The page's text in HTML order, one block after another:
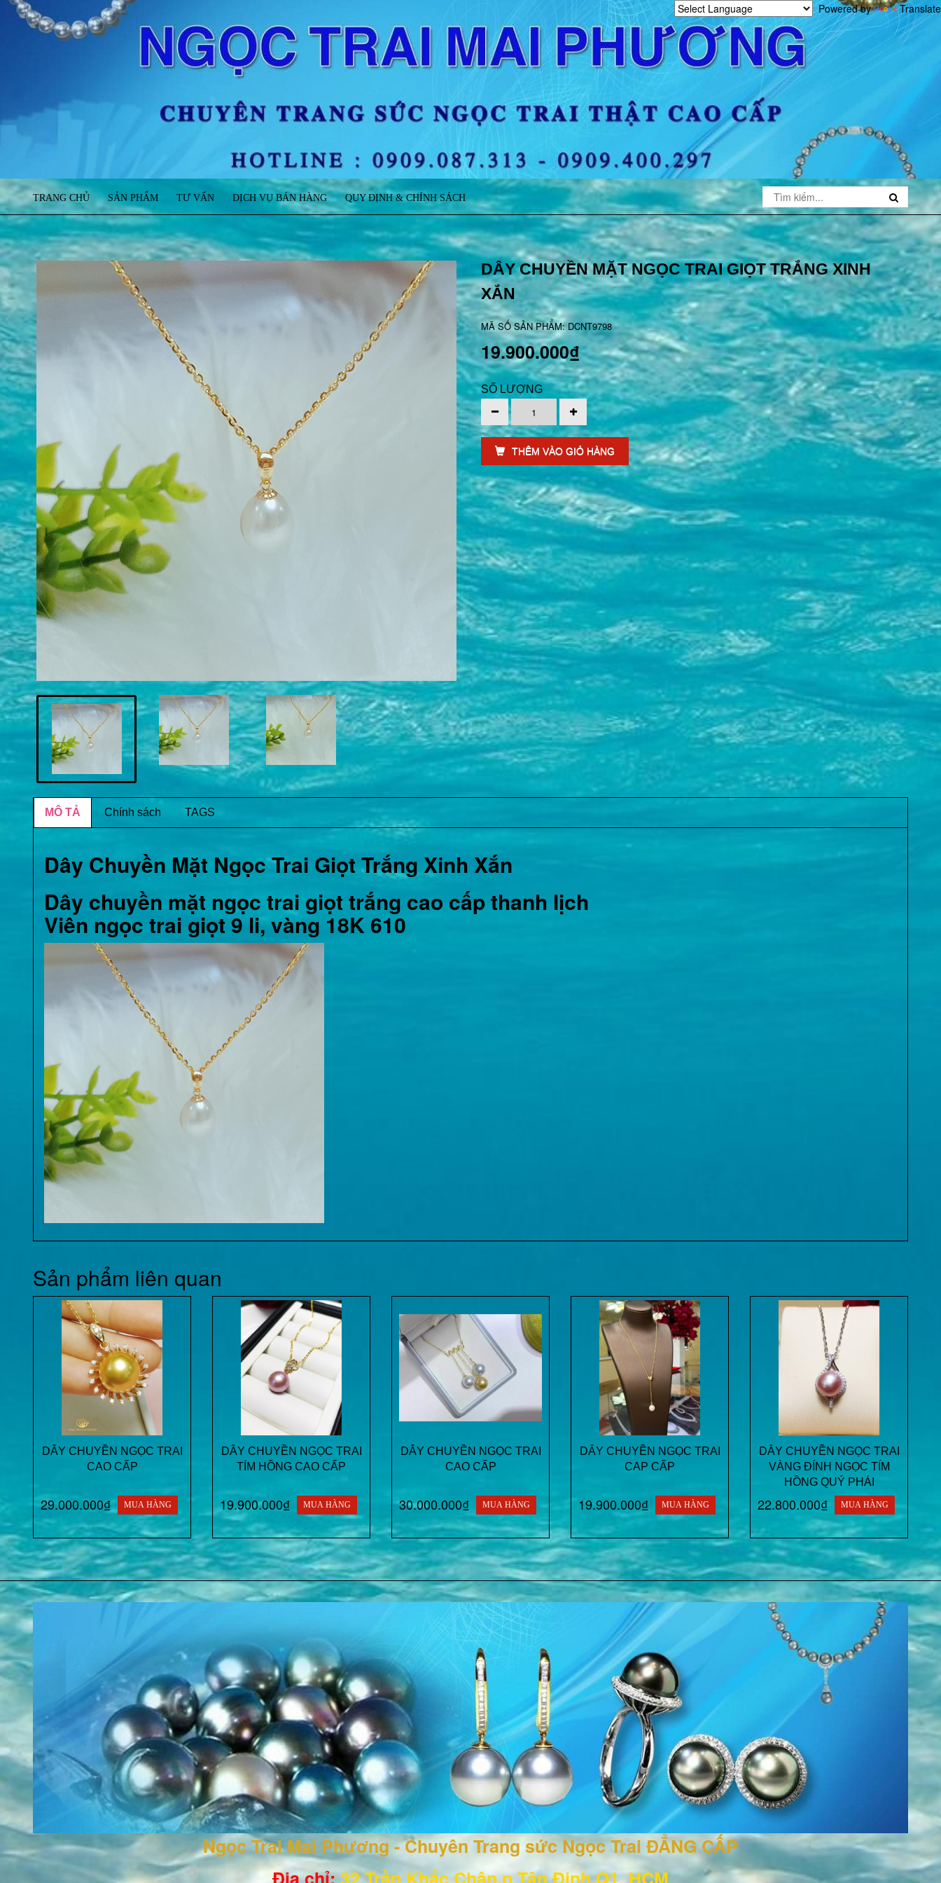
TRANG CHỦ SẢN PHẨM TƯ VẤN DỊCH VỤ BÁN HÀNG QUY ĐỊNH & CHÍNH SÁCH
Powered by Translate
DÂY CHUYỀN MẶT NGỌC TRAI GIỌT TRẮNG XINH
XẮN
MÃ SỐ SẢN PHẨM: DCNT9798
19.900.000₫
SỐ LƯỢNG
THÊM VÀO GIỎ HÀNG
MÔ TẢ Chính sách TAGS
Dây Chuyền Mặt Ngọc Trai Giọt Trắng Xinh Xắn
Dây chuyền mặt ngọc trai giọt trắng cao cấp thanh lịch
Viên ngọc trai giọt 9 li, vàng 18K 610
Sản phẩm liên quan
DÂY CHUYỀN NGỌC TRAI
CAO CẤP
29.000.000₫ MUA HÀNG
DÂY CHUYỀN NGỌC TRAI
TÍM HỒNG CAO CẤP
19.900.000₫ MUA HÀNG
DÂY CHUYỀN NGỌC TRAI
CAO CẤP
30.000.000₫ MUA HÀNG
DÂY CHUYỀN NGỌC TRAI
CAP CẤP
19.900.000₫ MUA HÀNG
DÂY CHUYỀN NGỌC TRAI
VÀNG ĐÍNH NGỌC TÍM
HỒNG QUÝ PHÁI
22.800.000₫ MUA HÀNG
Ngọc Trai Mai Phương - Chuyên Trang sức Ngọc Trai ĐẲNG CẤP